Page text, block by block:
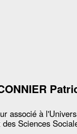
associé à
Sciences